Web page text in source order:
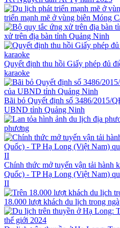
triển mạnh mẽ ở vùng biên Móng
xử trên địa bàn tỉnh Quảng Ninh
Quyết định thu hồi Giấy phép đủ
karaoke
Bãi bỏ Quyết định số 3486/2015/
UBND tỉnh Quảng Ninh
phương
Chính thức mở tuyến vận tải hành
Quốc) - TP Hạ Long (Việt Nam)
II
18.000 lượt khách du lịch trong